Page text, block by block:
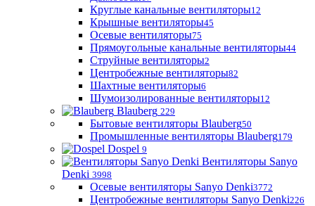
Круглые канальные вентиляторы12
Крышные вентиляторы45
Осевые вентиляторы75
Прямоугольные канальные вентиляторы44
Струйные вентиляторы2
Центробежные вентиляторы82
Шахтные вентиляторы6
Шумоизолированные вентиляторы12
Blauberg 229
Бытовые вентиляторы Blauberg50
Промышленные вентиляторы Blauberg179
Dospel 9
Вентиляторы Sanyo
Denki 3998
Осевые вентиляторы Sanyo Denki3772
Центробежные вентиляторы Sanyo Denki226